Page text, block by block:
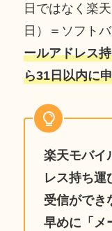
日ではなく楽
日）＝ソフト
ールアドレス
ら31日以内に
楽天モバイ
レス持ち運
受信ができ
早めに「メ